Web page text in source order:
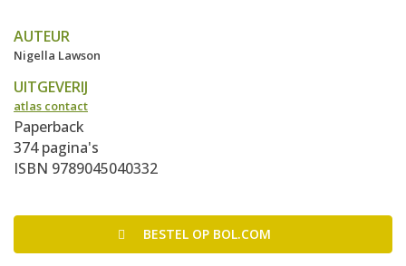
AUTEUR
Nigella Lawson
UITGEVERIJ
atlas contact
Paperback
374 pagina's
ISBN 9789045040332
BESTEL OP BOL.COM